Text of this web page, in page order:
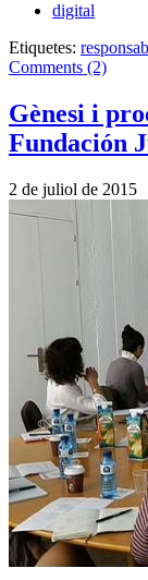
digital
Etiquetes:
Comments (2)
Gènesi i
Fundación
2 de juliol de 2015